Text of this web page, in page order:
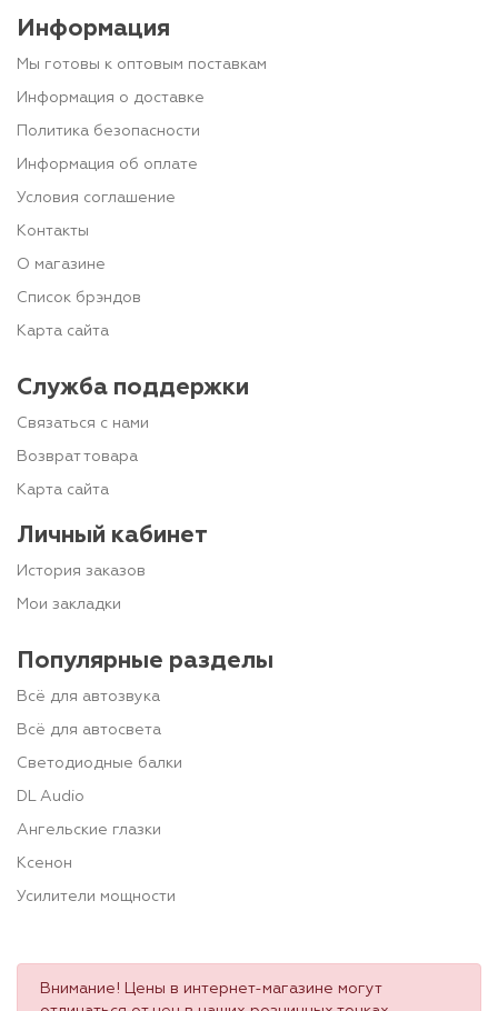
Информация
Мы готовы к оптовым поставкам
Информация о доставке
Политика безопасности
Информация об оплате
Условия соглашение
Контакты
О магазине
Список брэндов
Карта сайта
Служба поддержки
Связаться с нами
Возврат товара
Карта сайта
Личный кабинет
История заказов
Мои закладки
Популярные разделы
Всё для автозвука
Всё для автосвета
Светодиодные балки
DL Audio
Ангельские глазки
Ксенон
Усилители мощности
Внимание! Цены в интернет-магазине могут